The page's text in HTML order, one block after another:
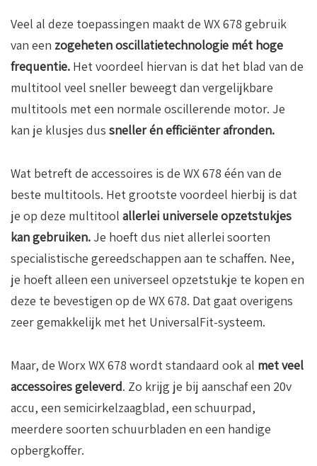
Veel al deze toepassingen maakt de WX 678 gebruik
van een zogeheten oscillatietechnologie mét hoge
frequentie. Het voordeel hiervan is dat het blad van de
multitool veel sneller beweegt dan vergelijkbare
multitools met een normale oscillerende motor. Je
kan je klusjes dus sneller én efficiënter afronden.
Wat betreft de accessoires is de WX 678 één van de
beste multitools. Het grootste voordeel hierbij is dat
je op deze multitool allerlei universele opzetstukjes
kan gebruiken. Je hoeft dus niet allerlei soorten
specialistische gereedschappen aan te schaffen. Nee,
je hoeft alleen een universeel opzetstukje te kopen en
deze te bevestigen op de WX 678. Dat gaat overigens
zeer gemakkelijk met het UniversalFit-systeem.
Maar, de Worx WX 678 wordt standaard ook al met veel
accessoires geleverd. Zo krijg je bij aanschaf een 20v
accu, een semicirkelzaagblad, een schuurpad,
meerdere soorten schuurbladen en een handige
opbergkoffer.